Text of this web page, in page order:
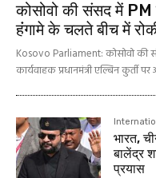
कोसोवो की संसद में
हंंगामे के चलते बीच में
Kosovo Parliament: कोसोवो की
कार्यवाहक प्रधानमंत्री एल्बिन कुर्ती पर
भारत,
बालेंद्र
प्रयास